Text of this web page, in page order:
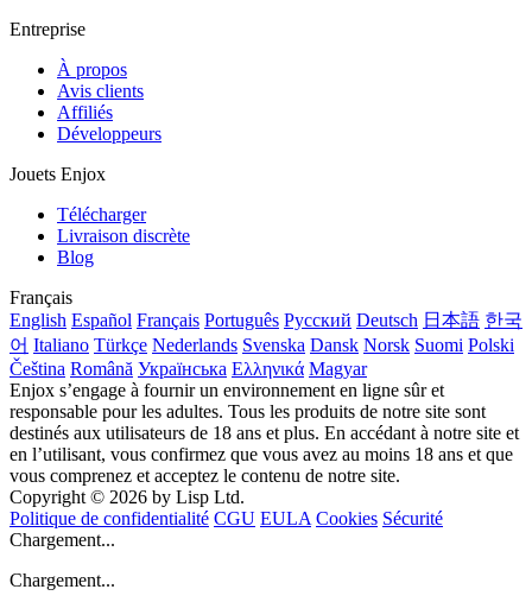
Entreprise
À propos
Avis clients
Affiliés
Développeurs
Jouets Enjox
Télécharger
Livraison discrète
Blog
Français
English Español Français Português Русский Deutsch 日本語 한국
어 Italiano Türkçe Nederlands Svenska Dansk Norsk Suomi Polski
Čeština Română Українська Ελληνικά Magyar
Enjox s’engage à fournir un environnement en ligne sûr et
responsable pour les adultes. Tous les produits de notre site sont
destinés aux utilisateurs de 18 ans et plus. En accédant à notre site et
en l’utilisant, vous confirmez que vous avez au moins 18 ans et que
vous comprenez et acceptez le contenu de notre site.
Copyright © 2026 by Lisp Ltd.
Politique de confidentialité CGU EULA Cookies Sécurité
Chargement...
Chargement...